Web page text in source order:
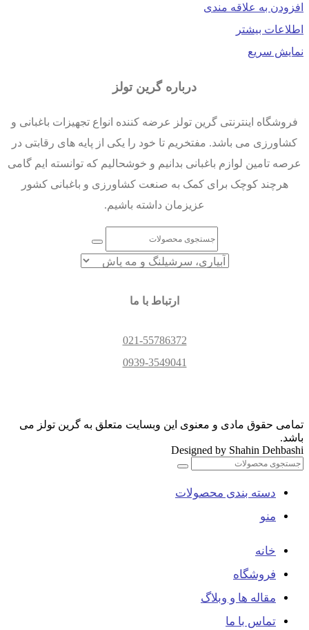
افزودن به علاقه مندی
اطلاعات بیشتر
نمایش سریع
درباره گرین تولز
فروشگاه اینترنتی گرین تولز عرضه کننده انواع تجهیزات باغبانی و
کشاورزی می باشد. مفتخریم تا خود را یکی از پایه های رقابتی در
عرصه تامین لوازم باغبانی بدانیم و خوشحالیم که توانسته ایم گامی
هرچند کوچک برای کمک به صنعت کشاورزی و باغبانی کشور
عزیزمان داشته باشیم.
ارتباط با ما
021-55786372
0939-3549041
تمامی حقوق مادی و معنوی این وبسایت متعلق به گرین تولز می
باشد.
Designed by Shahin Dehbashi
دسته بندی محصولات
منو
خانه
فروشگاه
مقاله ها و وبلاگ
تماس با ما